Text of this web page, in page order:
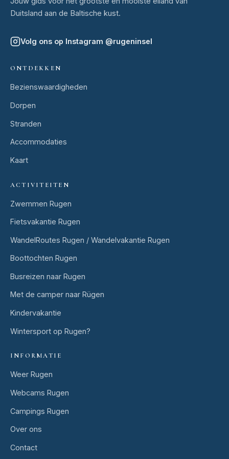
Duitsland aan de Baltische kust.
Volg ons op Instagram @rugeninsel
ONTDEKKEN
Bezienswaardigheden
Dorpen
Stranden
Accommodaties
Kaart
ACTIVITEITEN
Zwemmen Rugen
Fietsvakantie Rugen
WandelRoutes Rugen / Wandelvakantie Rugen
Boottochten Rugen
Busreizen naar Rugen
Met de camper naar Rügen
Kindervakantie
Wintersport op Rugen?
INFORMATIE
Weer Rugen
Webcams Rugen
Campings Rugen
Over ons
Contact